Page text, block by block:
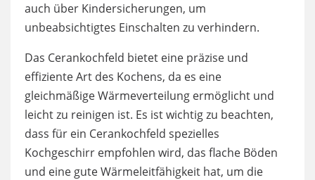
auch über Kindersicherungen, um
unbeabsichtigtes Einschalten zu verhindern.
Das Cerankochfeld bietet eine präzise und
effiziente Art des Kochens, da es eine
gleichmäßige Wärmeverteilung ermöglicht und
leicht zu reinigen ist. Es ist wichtig zu beachten,
dass für ein Cerankochfeld spezielles
Kochgeschirr empfohlen wird, das flache Böden
und eine gute Wärmeleitfähigkeit hat, um die